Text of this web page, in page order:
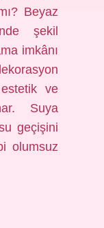
Beyaz
şekil
imkânı
estetik ve
Suya
geçişini
olumsuz